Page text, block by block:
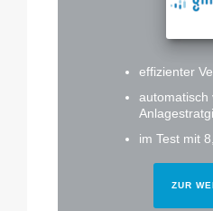
effizienter
automatisch
im Test mit
ZUR